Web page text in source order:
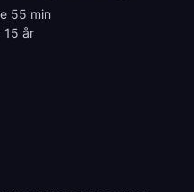
55 min
15 år